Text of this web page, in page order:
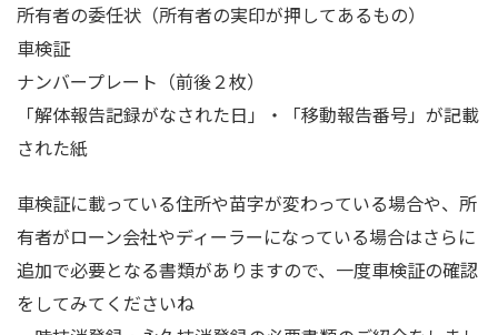
所有者の委任状（所有者の実印が押してあるもの）
車検証
ナンバープレート（前後２枚）
「解体報告記録がなされた日」・「移動報告番号」が記載
された紙
車検証に載っている住所や苗字が変わっている場合や、所
有者がローン会社やディーラーになっている場合はさらに
追加で必要となる書類がありますので、一度車検証の確認
をしてみてくださいね